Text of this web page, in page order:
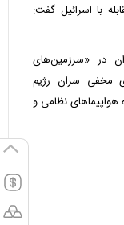
با اسرائیل گفت:
در «سرزمین‌های
مخفی سران رژیم
هواپیماهای نظامی و